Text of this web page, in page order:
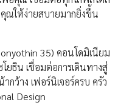
ณให้ง่ายสบายมากยิ่งขึ้น
35) คอนโดมิเนียม
ยธิน เชื่อมต่อการเดินทางสู่
กว้าง เฟอร์นิเจอร์ครบ ครัว
Design